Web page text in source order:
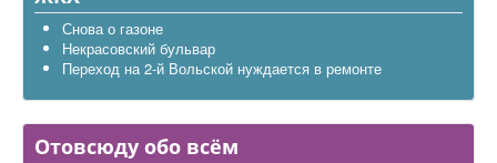
Экология
Политика
Офицеры России
Дела школьные
Снова о газоне
Некрасовский бульвар
Переход на 2-й Вольской нуждается в ремонте
Отовсюду обо всём